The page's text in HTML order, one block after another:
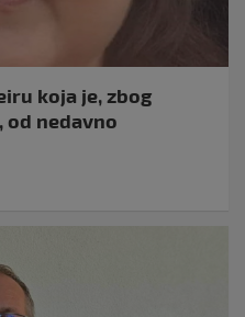
koja je, zbog
nedavno